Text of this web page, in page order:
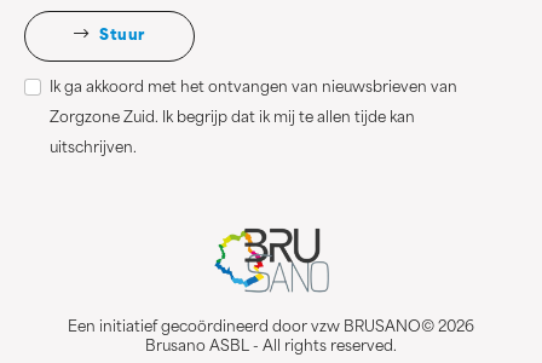
Stuur
Ik ga akkoord met het ontvangen van nieuwsbrieven van
Zorgzone Zuid. Ik begrijp dat ik mij te allen tijde kan
uitschrijven.
Een initiatief gecoördineerd door vzw BRUSANO© 2026
Brusano ASBL - All rights reserved.